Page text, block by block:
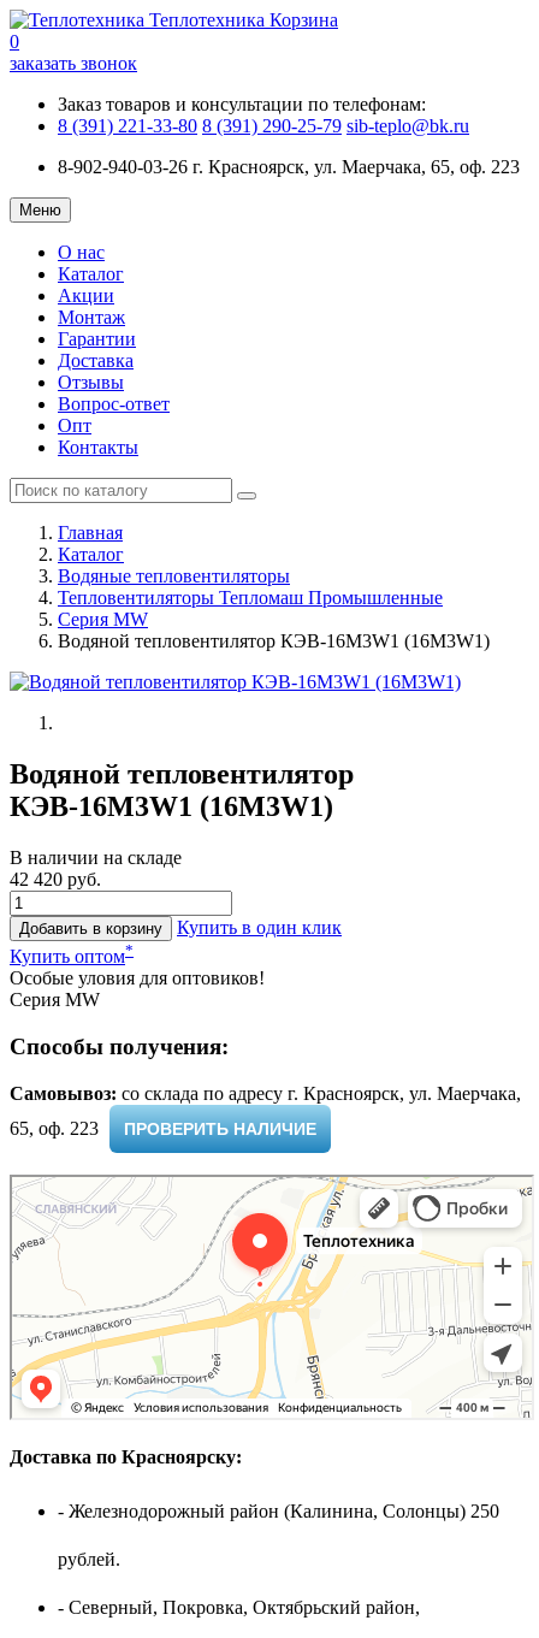
Теплотехника Корзина
0
заказать звонок
Заказ товаров и консультации по телефонам:
8 (391) 221-33-80 8 (391) 290-25-79 sib-teplo@bk.ru
8-902-940-03-26 г. Красноярск, ул. Маерчака, 65, оф. 223
Меню
О нас
Каталог
Акции
Монтаж
Гарантии
Доставка
Отзывы
Вопрос-ответ
Опт
Контакты
Главная
Каталог
Водяные тепловентиляторы
Тепловентиляторы Тепломаш Промышленные
Серия MW
Водяной тепловентилятор КЭВ-16М3W1 (16М3W1)
Водяной тепловентилятор
КЭВ-16М3W1 (16М3W1)
В наличии на складе
42 420 руб.
Добавить в корзину
Купить в один клик
Купить оптом*
Особые уловия для оптовиков!
Серия МW
Способы получения:
Самовывоз: cо склада по адресу г. Красноярск, ул. Маерчака,
65, оф. 223 ​
ПРОВЕРИТЬ НАЛИЧИЕ
Доставка по Красноярску:
- Железнодорожный район (Калинина, Солонцы) 250
рублей.
- Северный, Покровка, Октябрьский район,